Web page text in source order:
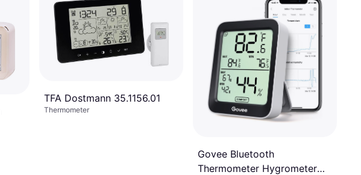
TFA Dostmann 35.1156.01
Thermometer
Govee Bluetooth
Thermometer Hygrometer